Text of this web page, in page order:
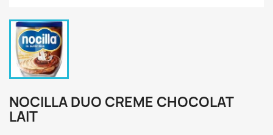
NOCILLA DUO CREME CHOCOLAT
LAIT